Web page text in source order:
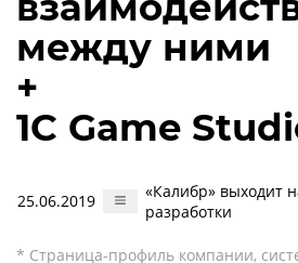
между ними
+
1С Game
25.06.2019
«Калибр» выходит
разработки
* Страница-профиль компании,